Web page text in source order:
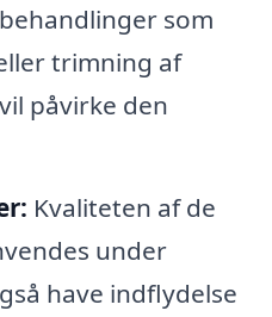
som
trimning af
påvirke den
Kvaliteten af de
under
have indflydelse